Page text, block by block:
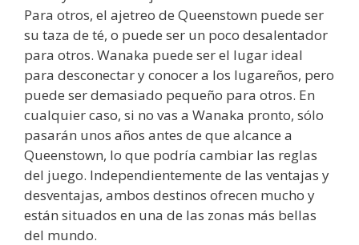
Para otros, el ajetreo de Queenstown puede ser
su taza de té, o puede ser un poco desalentador
para otros. Wanaka puede ser el lugar ideal
para desconectar y conocer a los lugareños, pero
puede ser demasiado pequeño para otros. En
cualquier caso, si no vas a Wanaka pronto, sólo
pasarán unos años antes de que alcance a
Queenstown, lo que podría cambiar las reglas
del juego. Independientemente de las ventajas y
desventajas, ambos destinos ofrecen mucho y
están situados en una de las zonas más bellas
del mundo.